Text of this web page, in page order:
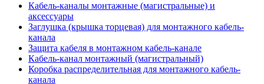
Кабель-каналы монтажные (магистральные) и
аксессуары
Заглушка (крышка торцевая) для монтажного кабель-
канала
Защита кабеля в монтажном кабель-канале
Кабель-канал монтажный (магистральный)
Коробка распределительная для монтажного кабель-
канала